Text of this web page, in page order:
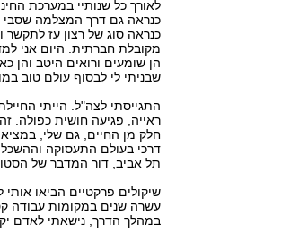
לאורך כל שנותיי במערכת
כנראה גם דרך המצלמה שסבי
כנראה סוג של רצון עז לתקשר
מקובלת חברתית. היום אני
הן שומעים ורואים היטב והן
שבניתי לי לבסוף עולם טוב
התגייסתי לצה"ל. הייתי
ראייה, פגיעה חושית
חלק מן החיים, גם שלי,
דרכי בעולם התעסוקה
תל אביב, דור המדבר של
שיקולים פרקטיים הביאו
עשרה שנים במקומות עבודה
במהלך הדרך, נישאתי לאדם